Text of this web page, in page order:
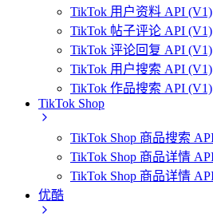
TikTok 用户资料 API (V1)
TikTok 帖子评论 API (V1)
TikTok 评论回复 API (V1)
TikTok 用户搜索 API (V1)
TikTok 作品搜索 API (V1)
TikTok Shop
TikTok Shop 商品搜索
TikTok Shop 商品详情
TikTok Shop 商品详情
优酷